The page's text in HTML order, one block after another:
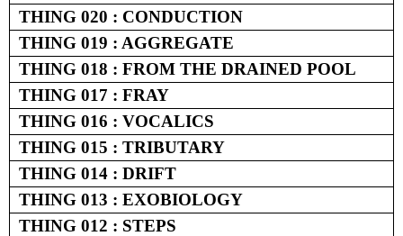
THING 020 : CONDUCTION
THING 019 : AGGREGATE
THING 018 : FROM THE DRAINED POOL
THING 017 : FRAY
THING 016 : VOCALICS
THING 015 : TRIBUTARY
THING 014 : DRIFT
THING 013 : EXOBIOLOGY
THING 012 : STEPS